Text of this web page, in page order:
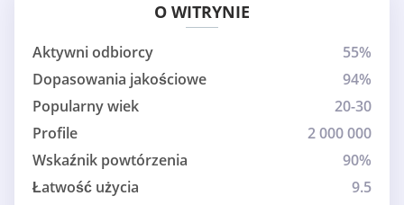
O WITRYNIE
Aktywni odbiorcy
55%
Dopasowania jakościowe
94%
Popularny wiek
20-30
Profile
2 000 000
Wskaźnik powtórzenia
90%
Łatwość użycia
9.5